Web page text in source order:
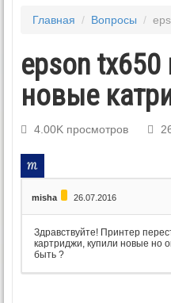
Главная / Вопросы /
epson tx650
новые
4.00K просмотров
misha 26.07.2016
Здравствуйте! Принтер
картриджи, купили новые но
быть ?